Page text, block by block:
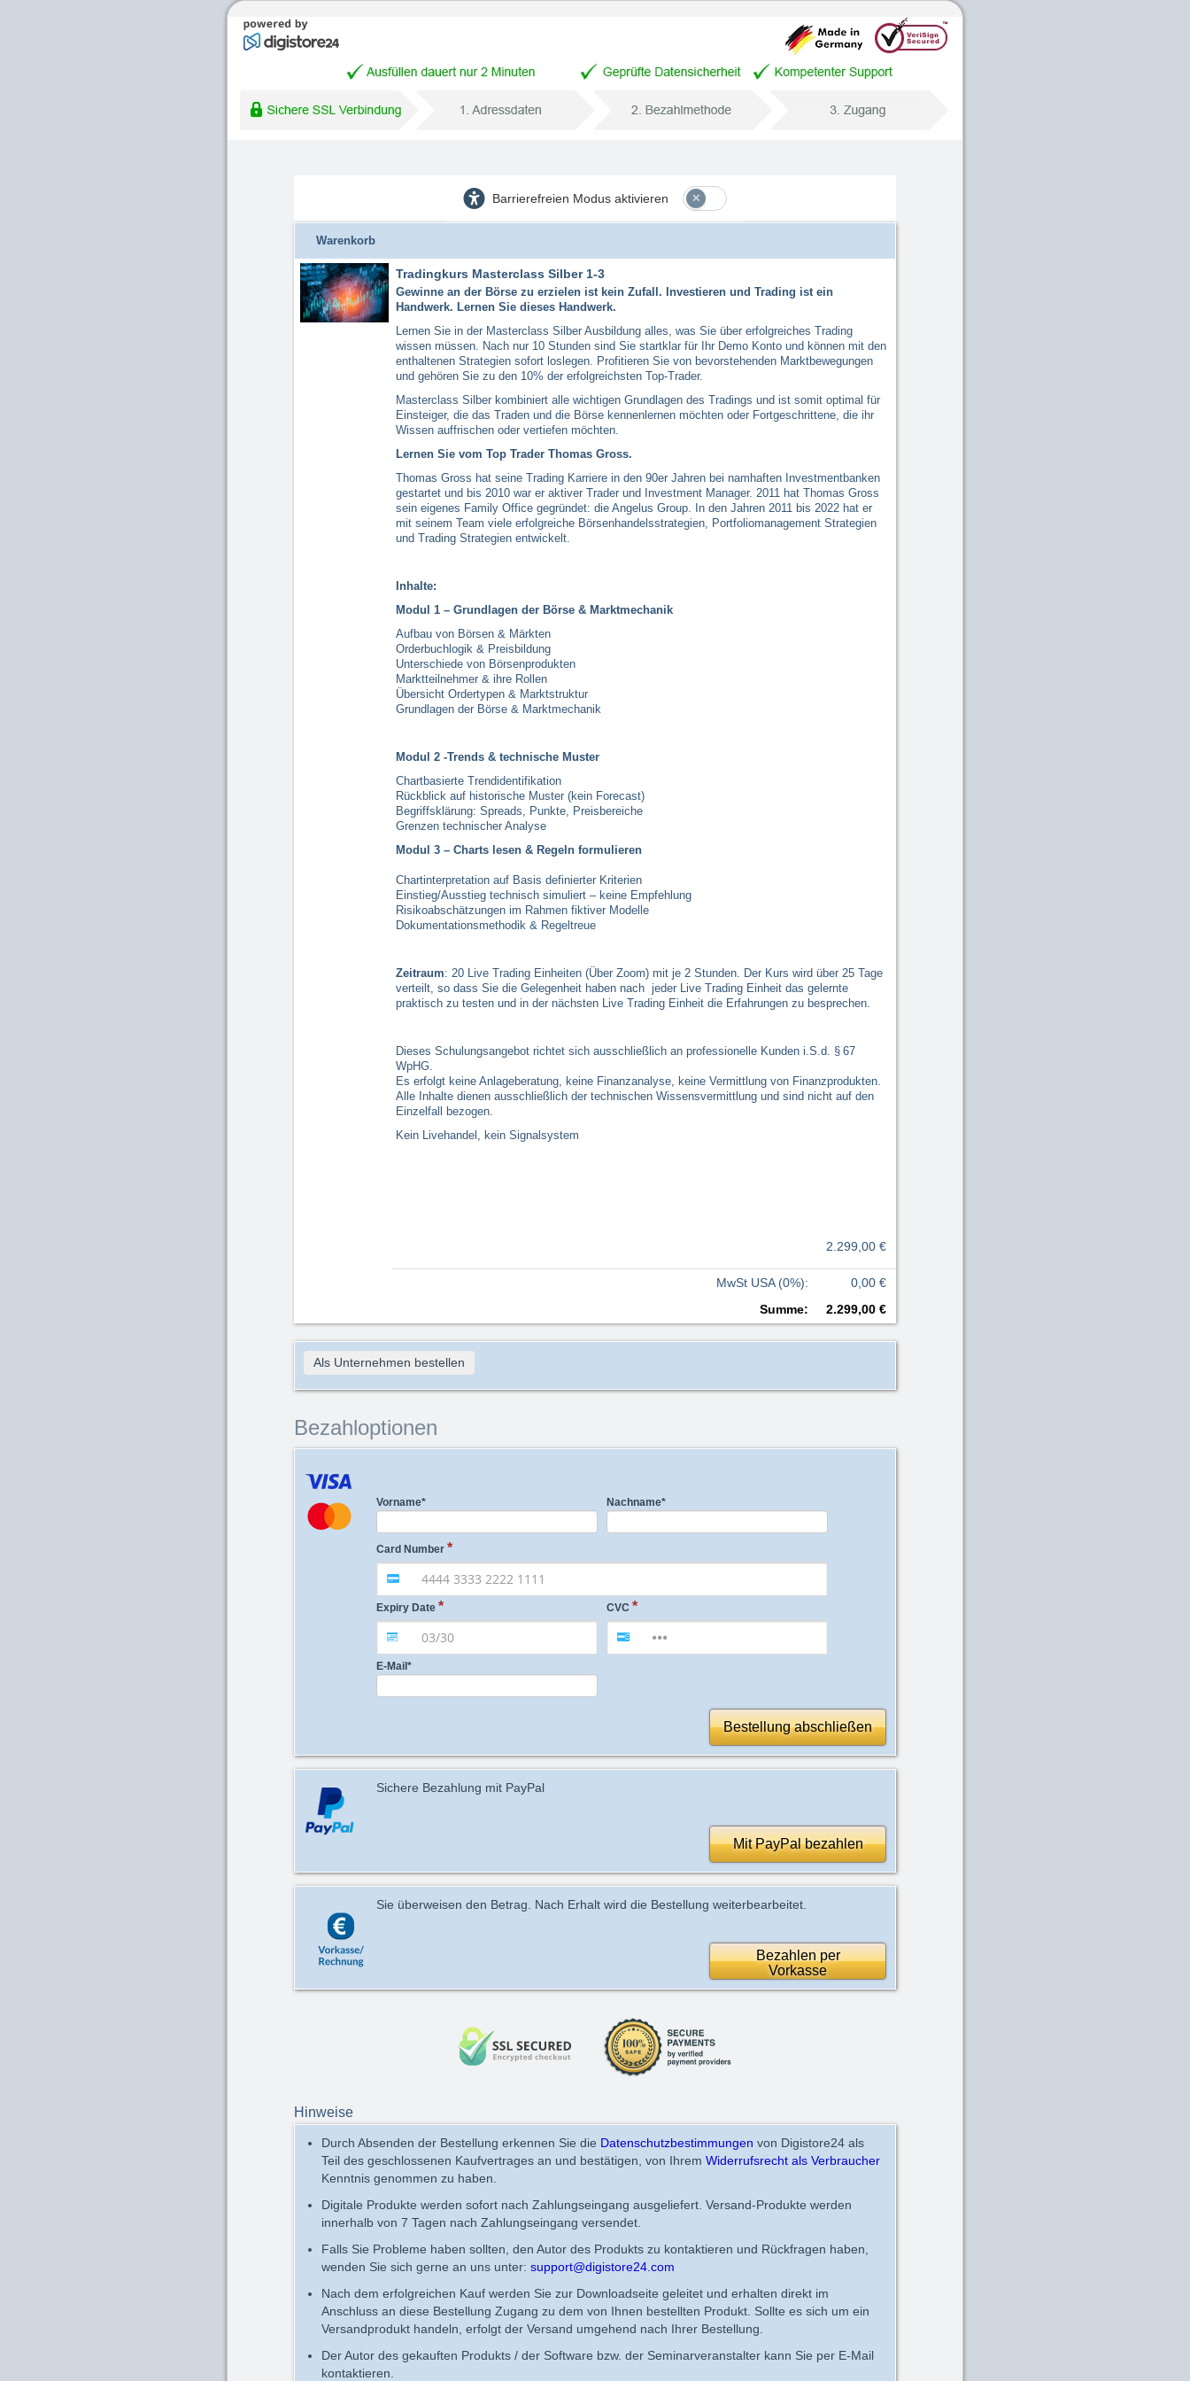
Barrierefreien Modus aktivieren
Warenkorb
Tradingkurs Masterclass Silber 1-3
Gewinne an der Börse zu erzielen ist kein Zufall. Investieren und Trading ist ein
Handwerk. Lernen Sie dieses Handwerk.
Lernen Sie in der Masterclass Silber Ausbildung alles, was Sie über erfolgreiches Trading
wissen müssen. Nach nur 10 Stunden sind Sie startklar für Ihr Demo Konto und können mit den
enthaltenen Strategien sofort loslegen. Profitieren Sie von bevorstehenden Marktbewegungen
und gehören Sie zu den 10% der erfolgreichsten Top-Trader.
Masterclass Silber kombiniert alle wichtigen Grundlagen des Tradings und ist somit optimal für
Einsteiger, die das Traden und die Börse kennenlernen möchten oder Fortgeschrittene, die ihr
Wissen auffrischen oder vertiefen möchten.
Lernen Sie vom Top Trader Thomas Gross.
Thomas Gross hat seine Trading Karriere in den 90er Jahren bei namhaften Investmentbanken
gestartet und bis 2010 war er aktiver Trader und Investment Manager. 2011 hat Thomas Gross
sein eigenes Family Office gegründet: die Angelus Group. In den Jahren 2011 bis 2022 hat er
mit seinem Team viele erfolgreiche Börsenhandelsstrategien, Portfoliomanagement Strategien
und Trading Strategien entwickelt.
Inhalte:
Modul 1 – Grundlagen der Börse & Marktmechanik
Aufbau von Börsen & Märkten
Orderbuchlogik & Preisbildung
Unterschiede von Börsenprodukten
Marktteilnehmer & ihre Rollen
Übersicht Ordertypen & Marktstruktur
Grundlagen der Börse & Marktmechanik
Modul 2 -Trends & technische Muster
Chartbasierte Trendidentifikation
Rückblick auf historische Muster (kein Forecast)
Begriffsklärung: Spreads, Punkte, Preisbereiche
Grenzen technischer Analyse
Modul 3 – Charts lesen & Regeln formulieren
Chartinterpretation auf Basis definierter Kriterien
Einstieg/Ausstieg technisch simuliert – keine Empfehlung
Risikoabschätzungen im Rahmen fiktiver Modelle
Dokumentationsmethodik & Regeltreue
Zeitraum: 20 Live Trading Einheiten (Über Zoom) mit je 2 Stunden. Der Kurs wird über 25 Tage
verteilt, so dass Sie die Gelegenheit haben nach jeder Live Trading Einheit das gelernte
praktisch zu testen und in der nächsten Live Trading Einheit die Erfahrungen zu besprechen.
Dieses Schulungsangebot richtet sich ausschließlich an professionelle Kunden i.S.d. § 67
WpHG.
Es erfolgt keine Anlageberatung, keine Finanzanalyse, keine Vermittlung von Finanzprodukten.
Alle Inhalte dienen ausschließlich der technischen Wissensvermittlung und sind nicht auf den
Einzelfall bezogen.
Kein Livehandel, kein Signalsystem
2.299,00 €
MwSt USA (0%):
0,00 €
Summe: 2.299,00 €
Als Unternehmen bestellen
Bezahloptionen
Vorname* Nachname*
Card Number
Expiry Date CVC
E-Mail*
Bestellung abschließen
Sichere Bezahlung mit PayPal
Mit PayPal bezahlen
Sie überweisen den Betrag. Nach Erhalt wird die Bestellung weiterbearbeitet.
Bezahlen per
Vorkasse
Hinweise
Durch Absenden der Bestellung erkennen Sie die Datenschutzbestimmungen von Digistore24 als
Teil des geschlossenen Kaufvertrages an und bestätigen, von Ihrem Widerrufsrecht als Verbraucher
Kenntnis genommen zu haben.
Digitale Produkte werden sofort nach Zahlungseingang ausgeliefert. Versand-Produkte werden
innerhalb von 7 Tagen nach Zahlungseingang versendet.
Falls Sie Probleme haben sollten, den Autor des Produkts zu kontaktieren und Rückfragen haben,
wenden Sie sich gerne an uns unter: support@digistore24.com
Nach dem erfolgreichen Kauf werden Sie zur Downloadseite geleitet und erhalten direkt im
Anschluss an diese Bestellung Zugang zu dem von Ihnen bestellten Produkt. Sollte es sich um ein
Versandprodukt handeln, erfolgt der Versand umgehend nach Ihrer Bestellung.
Der Autor des gekauften Produkts / der Software bzw. der Seminarveranstalter kann Sie per E-Mail
kontaktieren.